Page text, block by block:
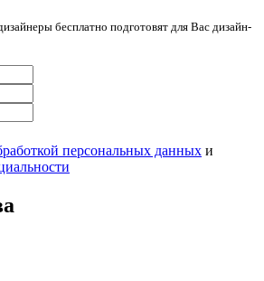
бесплатно подготовят для Вас дизайн-
персональных данных и